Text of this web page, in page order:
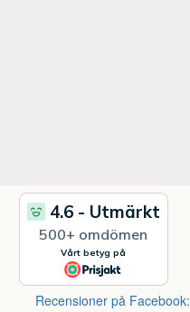
Recensioner på Facebook: